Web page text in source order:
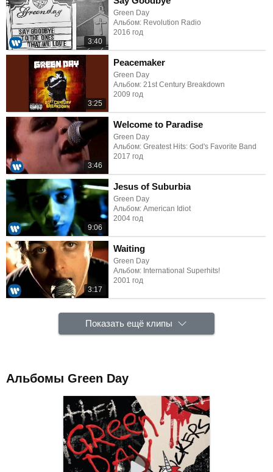
3:40
Green Day
Альбом: Revolution Radio
2016 год
3:25
Peacemaker
Green Day
Альбом: 21st Century Breakdown
2009 год
3:46
Welcome to Paradise
Green Day
Альбом: Greatest Hits: God's Favorite Band
2017 год
9:06
Jesus of Suburbia
Green Day
Альбом: American Idiot
2004 год
3:17
Waiting
Green Day
Альбом: International Superhits!
2001 год
Показать ещё клипы
Альбомы Green Day